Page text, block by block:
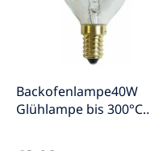
Backofenlampe40W
Glühlampe bis 300°C